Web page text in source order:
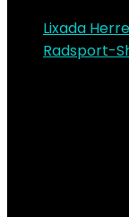
Lixada
Radsport-